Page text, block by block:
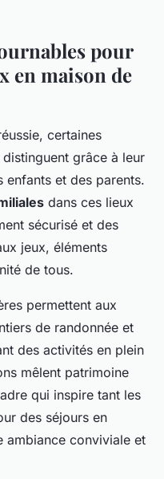
pour
en maison de
certaines
distinguent grâce à leur
enfants et des parents.
dans ces lieux
sécurisé et des
jeux, éléments
de tous.
permettent aux
de randonnée et
des activités en plein
mêlent patrimoine
qui inspire tant les
des séjours en
ambiance conviviale et